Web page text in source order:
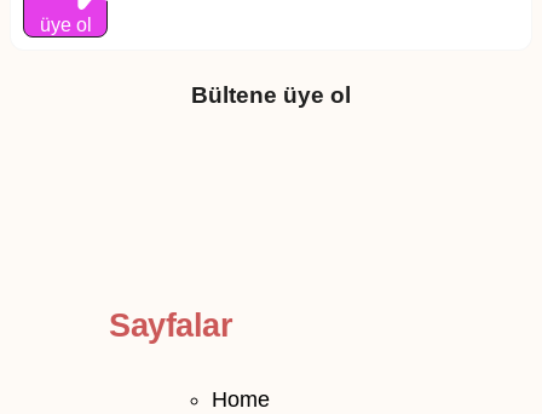
üye ol
Bültene üye ol
Sayfalar
Home